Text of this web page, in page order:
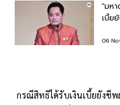
"มห
เบี้ย
06
กรณีสิทธิได้รับเงินเบี้ยยังชี